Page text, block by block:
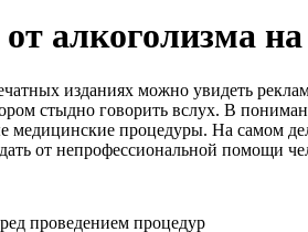
алкоголизма
изданиях можно увидеть
стыдно говорить вслух. В
медицинские процедуры. На самом
от непрофессиональной помощи
проведением процедур